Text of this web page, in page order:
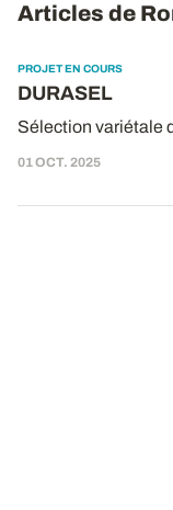
Articles de
PROJET EN COURS
DURASEL
Sélection variétale
01 OCT. 2025